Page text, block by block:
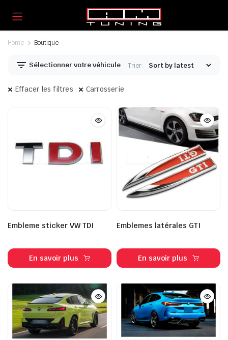
Home Boutique
Sélectionner votre véhicule Trier:
Effacer les filtres Carrosserie
Embleme sticker VW TDI
En savoir plus
Emblemes latérales GTI
En savoir plus